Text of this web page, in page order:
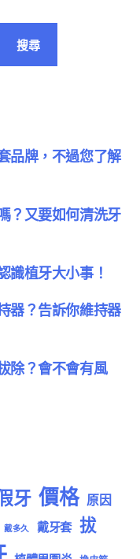
搜尋
品牌，不過您了解
？又要如何清洗牙
識植牙大小事！
器？告訴你維持器
除？會不會有風
牙 價格 原因
戴多久 戴牙套 拔